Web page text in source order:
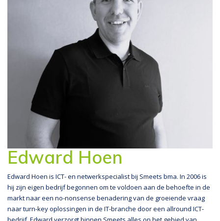
Edward Hoen
Edward Hoen is ICT- en netwerkspecialist bij Smeets bma. In 2006 is
hij zijn eigen bedrijf begonnen om te voldoen aan de behoefte in de
markt naar een no-nonsense benadering van de groeiende vraag
naar turn-key oplossingen in de IT-branche door een allround ICT-